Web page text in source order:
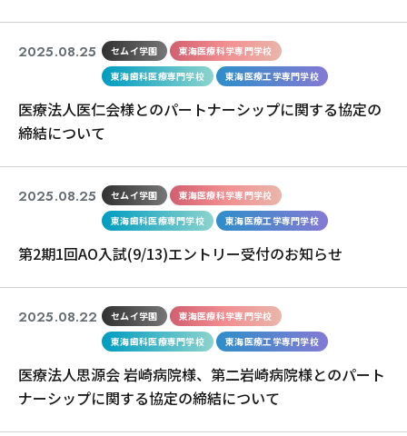
2025.08.25 セムイ学園
東海医療科学専門学校
東海歯科医療専門学校
東海医療工学専門学校
医療法人医仁会様とのパートナーシップに関する協定の
締結について
2025.08.25 セムイ学園
東海医療科学専門学校
東海歯科医療専門学校
東海医療工学専門学校
第2期1回AO入試(9/13)エントリー受付のお知らせ
2025.08.22 セムイ学園
東海医療科学専門学校
東海歯科医療専門学校
東海医療工学専門学校
医療法人思源会 岩崎病院様、第二岩崎病院様とのパート
ナーシップに関する協定の締結について